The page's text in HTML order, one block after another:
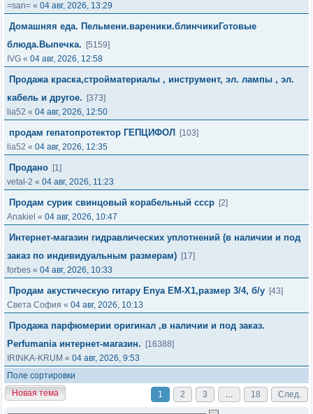
=san= « 04 авг, 2026, 13:29
Домашняя еда. Пельмени.вареники.блинчикиГотовые
блюда.Выпечка.
[5159]
IVG « 04 авг, 2026, 12:58
Продажа краска,стройматериалы , инструмент, эл. лампы , эл.
кабель и другое.
[373]
lia52 « 04 авг, 2026, 12:50
продам гепатопротектор ГЕПЦИФОЛ
[103]
lia52 « 04 авг, 2026, 12:35
Продано [1]
vetal-2 « 04 авг, 2026, 11:23
Продам сурик свинцовый корабельный ссср [2]
Anakiel « 04 авг, 2026, 10:47
Интернет-магазин гидравлических уплотнений (в наличии и под
заказ по индивидуальным размерам) [17]
forbes « 04 авг, 2026, 10:33
Продам акустическую гитару Enya EM-X1,размер 3/4, б/у [43]
Света София « 04 авг, 2026, 10:13
Продажа парфюмерии оригинал ,в наличии и под заказ.
Perfumania интернет-магазин.
[16388]
IRINKA-KRUM « 04 авг, 2026, 9:53
Поле сортировки
1
2 3 … 18 След.
Новая тема